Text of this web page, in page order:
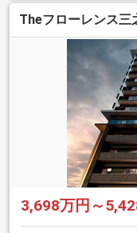
Theフローレンス
3,698万円～